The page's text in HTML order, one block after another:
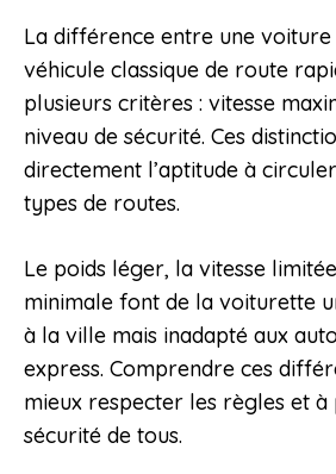
La différence entre une voiture
véhicule classique de route
plusieurs critères : vitesse
niveau de sécurité. Ces
directement l’aptitude à
types de routes.
Le poids léger, la vitesse
minimale font de la voiturette
à la ville mais inadapté aux
express. Comprendre ces
mieux respecter les règles et
sécurité de tous.